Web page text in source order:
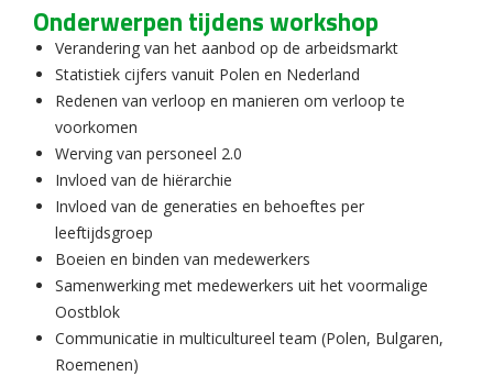
Onderwerpen tijdens workshop
Verandering van het aanbod op de arbeidsmarkt
Statistiek cijfers vanuit Polen en Nederland
Redenen van verloop en manieren om verloop te
voorkomen
Werving van personeel 2.0
Invloed van de hiërarchie
Invloed van de generaties en behoeftes per
leeftijdsgroep
Boeien en binden van medewerkers
Samenwerking met medewerkers uit het voormalige
Oostblok
Communicatie in multicultureel team (Polen, Bulgaren,
Roemenen)